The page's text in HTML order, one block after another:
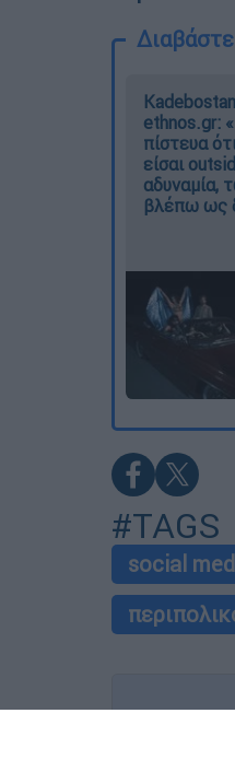
ethnos.gr:
πίστευα
είσαι
αδυναμία,
βλέπω ως
#TAGS
social